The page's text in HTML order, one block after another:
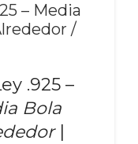
– Media
/
.925 –
Bola
|